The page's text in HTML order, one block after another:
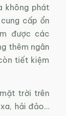
không phát
cấp ổn
được các
thêm ngân
tiết kiệm
trời trên
hải đảo…